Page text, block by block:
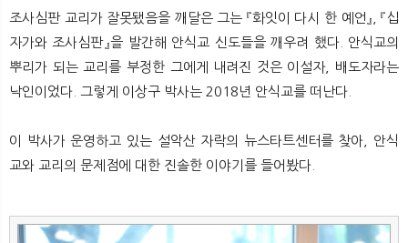
조사심판 교리가 잘못됐음을 깨달은 그는 『화잇이 다시 한 예언』, 『십
자가와 조사심판』을 발간해 안식교 신도들을 깨우려 했다. 안식교의
뿌리가 되는 교리를 부정한 그에게 내려진 것은 이설자, 배도자라는
낙인이었다. 그렇게 이상구 박사는 2018년 안식교를 떠난다.
이 박사가 운영하고 있는 설악산 자락의 뉴스타트센터를 찾아, 안식
교와 교리의 문제점에 대한 진솔한 이야기를 들어봤다.